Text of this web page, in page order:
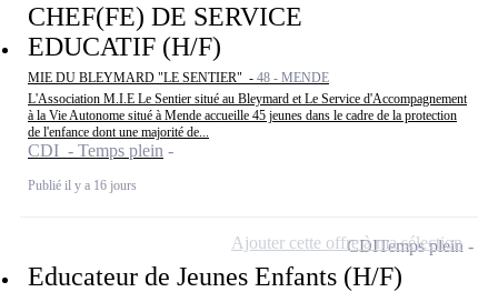
CHEF(FE) DE SERVICE
EDUCATIF (H/F)
MIE DU BLEYMARD "LE SENTIER" - 48 - MENDE
L'Association M.I.E Le Sentier situé au Bleymard et Le Service d'Accompagnement
à la Vie Autonome situé à Mende accueille 45 jeunes dans le cadre de la protection
de l'enfance dont une majorité de...
CDI - Temps plein
Publié il y a 16 jours
Educateur de Jeunes Enfants (H/F)
CDITemps plein
Ajouter cette offre à ma sélection